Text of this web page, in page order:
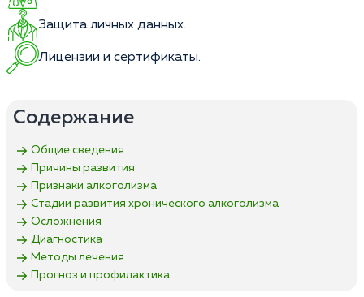
Защита личных данных.
Лицензии и сертификаты.
Содержание
Общие сведения
Причины развития
Признаки алкоголизма
Стадии развития хронического алкоголизма
Осложнения
Диагностика
Методы лечения
Прогноз и профилактика